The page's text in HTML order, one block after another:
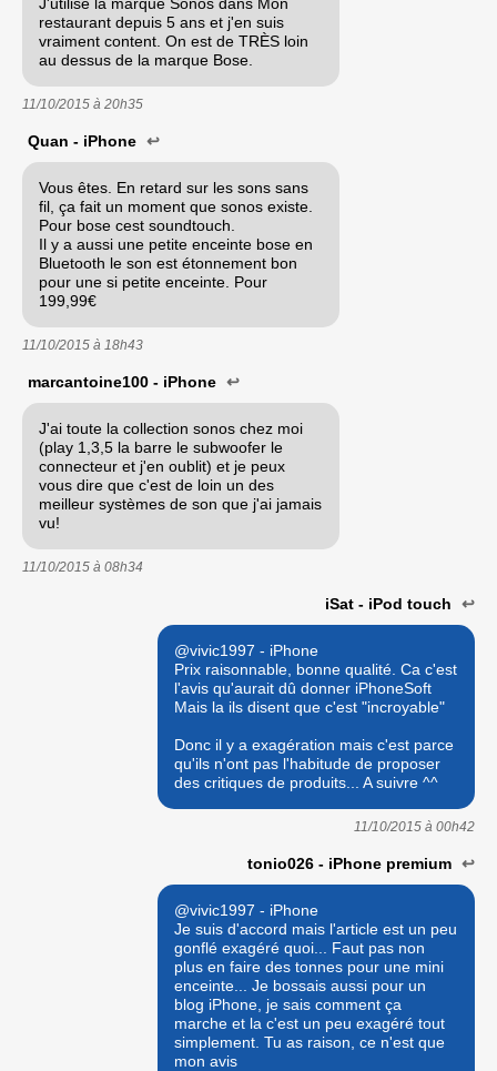
restaurant depuis 5 ans et j'en suis
vraiment content. On est de TRÈS loin
au dessus de la marque Bose.
11/10/2015 à 20h35
Quan - iPhone ↩
Vous êtes. En retard sur les sons sans
fil, ça fait un moment que sonos existe.
Pour bose cest soundtouch.
Il y a aussi une petite enceinte bose en
Bluetooth le son est étonnement bon
pour une si petite enceinte. Pour
199,99€
11/10/2015 à 18h43
marcantoine100 - iPhone ↩
J'ai toute la collection sonos chez moi
(play 1,3,5 la barre le subwoofer le
connecteur et j'en oublit) et je peux
vous dire que c'est de loin un des
meilleur systèmes de son que j'ai jamais
vu!
11/10/2015 à 08h34
iSat - iPod touch ↩
@vivic1997 - iPhone
Prix raisonnable, bonne qualité. Ca c'est
l'avis qu'aurait dû donner iPhoneSoft
Mais la ils disent que c'est "incroyable"
Donc il y a exagération mais c'est parce
qu'ils n'ont pas l'habitude de proposer
des critiques de produits... A suivre ^^
11/10/2015 à 00h42
tonio026 - iPhone premium ↩
@vivic1997 - iPhone
Je suis d'accord mais l'article est un peu
gonflé exagéré quoi... Faut pas non
plus en faire des tonnes pour une mini
enceinte... Je bossais aussi pour un
blog iPhone, je sais comment ça
marche et la c'est un peu exagéré tout
simplement. Tu as raison, ce n'est que
mon avis